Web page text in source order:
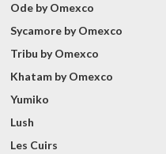
Ode by Omexco
Sycamore by Omexco
Tribu by Omexco
Khatam by Omexco
Yumiko
Lush
Les Cuirs